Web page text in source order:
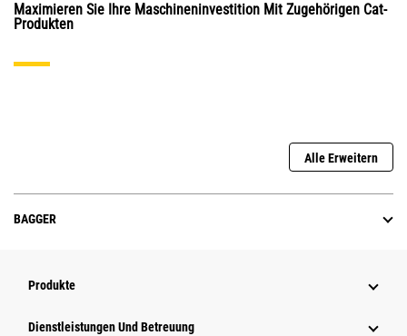
Maximieren Sie Ihre Maschineninvestition Mit Zugehörigen Cat-
Produkten
Alle Erweitern
BAGGER
Produkte
Dienstleistungen Und Betreuung